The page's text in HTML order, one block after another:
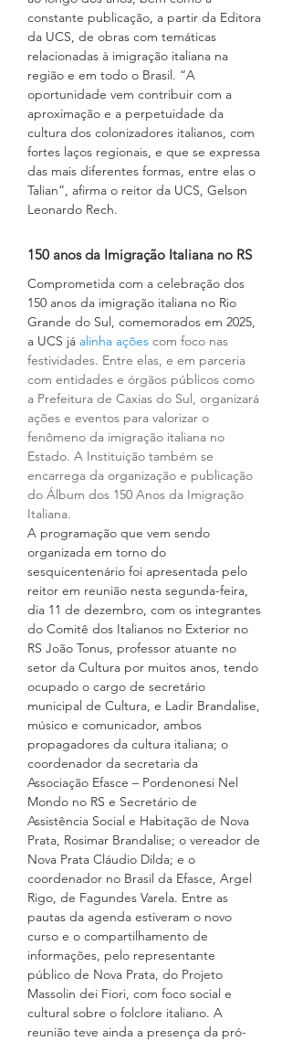
constante publicação, a partir da Editora
da UCS, de obras com temáticas
relacionadas à imigração italiana na
região e em todo o Brasil. “A
oportunidade vem contribuir com a
aproximação e a perpetuidade da
cultura dos colonizadores italianos, com
fortes laços regionais, e que se expressa
das mais diferentes formas, entre elas o
Talian”, afirma o reitor da UCS, Gelson
Leonardo Rech.
150 anos da Imigração Italiana no RS
Comprometida com a celebração dos
150 anos da imigração italiana no Rio
Grande do Sul, comemorados em 2025,
a UCS já alinha ações com foco nas
festividades. Entre elas, e em parceria
com entidades e órgãos públicos como
a Prefeitura de Caxias do Sul, organizará
ações e eventos para valorizar o
fenômeno da imigração italiana no
Estado. A Instituição também se
encarrega da organização e publicação
do Álbum dos 150 Anos da Imigração
Italiana.
A programação que vem sendo
organizada em torno do
sesquicentenário foi apresentada pelo
reitor em reunião nesta segunda-feira,
dia 11 de dezembro, com os integrantes
do Comitê dos Italianos no Exterior no
RS João Tonus, professor atuante no
setor da Cultura por muitos anos, tendo
ocupado o cargo de secretário
municipal de Cultura, e Ladir Brandalise,
músico e comunicador, ambos
propagadores da cultura italiana; o
coordenador da secretaria da
Associação Efasce – Pordenonesi Nel
Mondo no RS e Secretário de
Assistência Social e Habitação de Nova
Prata, Rosimar Brandalise; o vereador de
Nova Prata Cláudio Dilda; e o
coordenador no Brasil da Efasce, Argel
Rigo, de Fagundes Varela. Entre as
pautas da agenda estiveram o novo
curso e o compartilhamento de
informações, pelo representante
público de Nova Prata, do Projeto
Massolin dei Fiori, com foco social e
cultural sobre o folclore italiano. A
reunião teve ainda a presença da pró-